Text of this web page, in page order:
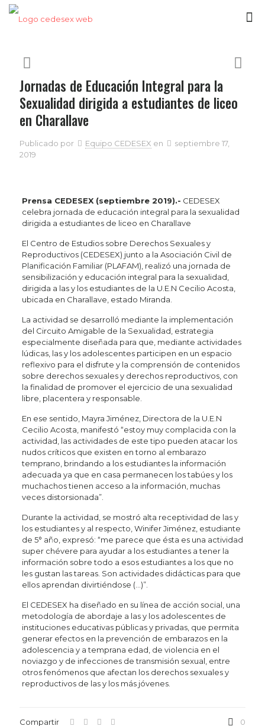
Jornadas de Educación Integral para la
Sexualidad dirigida a estudiantes de liceo
en Charallave
Publicado por Equipo CEDESEX en
septiembre 17,
2019
Prensa CEDESEX (septiembre 2019).- CEDESEX
celebra jornada de educación integral para la sexualidad
dirigida a estudiantes de liceo en Charallave
El Centro de Estudios sobre Derechos Sexuales y
Reproductivos (CEDESEX) junto a la Asociación Civil de
Planificación Familiar (PLAFAM), realizó una jornada de
sensibilización y educación integral para la sexualidad,
dirigida a las y los estudiantes de la U.E.N Cecilio Acosta,
ubicada en Charallave, estado Miranda.
La actividad se desarrolló mediante la implementación
del Circuito Amigable de la Sexualidad, estrategia
especialmente diseñada para que, mediante actividades
lúdicas, las y los adolescentes participen en un espacio
reflexivo para el disfrute y la comprensión de contenidos
sobre derechos sexuales y derechos reproductivos, con
la finalidad de promover el ejercicio de una sexualidad
libre, placentera y responsable.
En ese sentido, Mayra Jiménez, Directora de la U.E.N
Cecilio Acosta, manifestó “estoy muy complacida con la
actividad, las actividades de este tipo pueden atacar los
nudos críticos que existen en torno al embarazo
temprano, brindando a los estudiantes la información
adecuada ya que en casa permanecen los tabúes y los
muchachos tienen acceso a la información, muchas
veces distorsionada”.
Durante la actividad, se mostró alta receptividad de las y
los estudiantes y al respecto, Winifer Jiménez, estudiante
de 5° año, expresó: “me parece que ésta es una actividad
super chévere para ayudar a los estudiantes a tener la
información sobre todo a esos estudiantes a los que no
les gustan las tareas. Son actividades didácticas para que
ellos aprendan divirtiéndose (…)”.
El CEDESEX ha diseñado en su línea de acción social, una
metodología de abordaje a las y los adolescentes de
instituciones educativas públicas y privadas, que permita
generar efectos en la prevención de embarazos en la
adolescencia y a temprana edad, de violencia en el
noviazgo y de infecciones de transmisión sexual, entre
otros fenómenos que afectan los derechos sexuales y
reproductivos de las y los más jóvenes.
Compartir 0